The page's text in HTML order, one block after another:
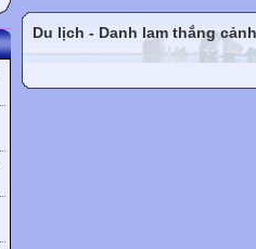
Du lịch - Danh lam thắng cảnh